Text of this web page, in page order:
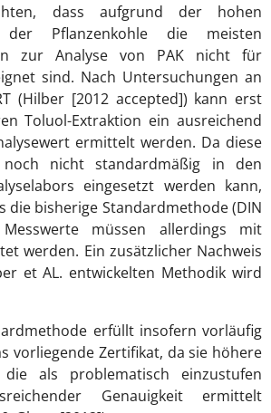
dass aufgrund der hohen
der Pflanzenkohle die meisten
zur Analyse von PAK nicht für
sind. Nach Untersuchungen an
(Hilber [2012 accepted]) kann erst
Toluol-Extraktion ein ausreichend
ermittelt werden. Da diese
nicht standardmäßig in den
eingesetzt werden kann,
die bisherige Standardmethode (DIN
müssen allerdings mit
werden. Ein zusätzlicher Nachweis
et AL. entwickelten Methodik wird
erfüllt insofern vorläufig
vorliegende Zertifikat, da sie höhere
die als problematisch einzustufen
Genauigkeit ermittelt